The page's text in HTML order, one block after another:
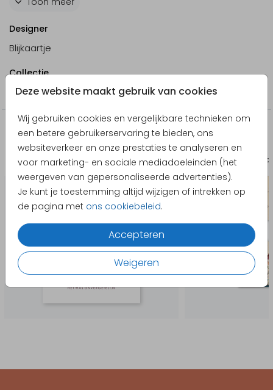
Deze website maakt gebruik van cookies
Wij gebruiken cookies en vergelijkbare technieken om
een betere gebruikerservaring te bieden, ons
websiteverkeer en onze prestaties te analyseren en
voor marketing- en sociale mediadoeleinden (het
weergeven van gepersonaliseerde advertenties).
Je kunt je toestemming altijd wijzigen of intrekken op
de pagina met ons cookiebeleid.
Accepteren
Weigeren
Folie & Spot UV mogelijk.
Beschikbaar papier: Coated Karton & Linnen.
formaat).
Te combineren mettransparant zakje. Het
worden bevestigd.
Designer
Blijkaartje
Collectie
Bedankje
Nog meer in deze stijl
Bedankkaart